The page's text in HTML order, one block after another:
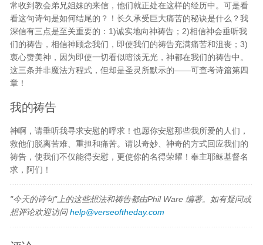
常收到教会弟兄姐妹的来信，他们就正处在这样的经历中。可是看
看这句诗句是如何结尾的？！长久承受巨大痛苦的秘诀是什么？我
深信有三点是至关重要的：1)诚实地向神祷告；2)相信神会垂听我
们的祷告，相信神顾念我们，即使我们的祷告充满痛苦和沮丧；3)
衷心赞美神，因为即使一切看似暗淡无光，神都在我们的祷告中。
这三条并非魔法方程式，但却是圣灵所默示的——可查考诗篇第四
章！
我的祷告
神啊，请垂听我寻求安慰的呼求！也愿你安慰那些我所爱的人们，
救他们脱离苦难、重担和痛苦。请以奇妙、神奇的方式回应我们的
祷告，使我们不仅能得安慰，更使你的名得荣耀！奉主耶稣基督名
求，阿们！
"今天的诗句"上的这些想法和祷告都由Phil Ware 编著。如有疑问或
想评论欢迎访问help@verseoftheday.com